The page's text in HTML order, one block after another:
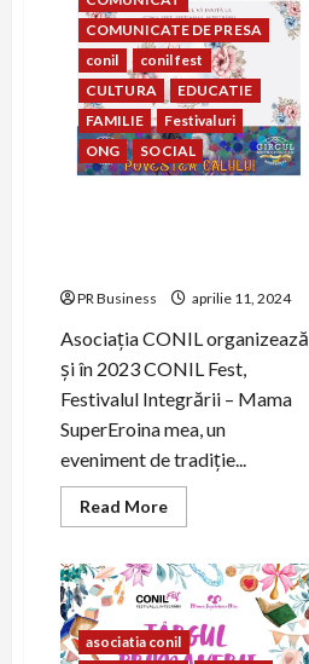
același
zâmbet!
COMUNICATE DE PRESA
conil
conil fest
CULTURA
EDUCATIE
FAMILIE
Festivaluri
ONG
SOCIAL
PR Business aprilie 11, 2024
Asociația CONIL organizează
și în 2023 CONIL Fest,
Festivalul Integrării – Mama
SuperEroina mea, un
eveniment de tradiție...
Read MoreRead
more
Fest,
Festivalul
Integrării
–
Mama
SuperEroina
asociatia conil